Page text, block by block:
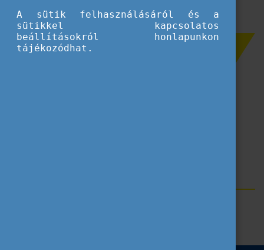
Szűrés
A sütik felhasználásáról és a
sütikkel kapcsolatos
beállításokról honlapunkon
tájékozódhat.